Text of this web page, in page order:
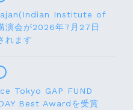
Institute of
会が2026年7月27⽇
れます
Tokyo GAP FUND
Best Awardを受賞